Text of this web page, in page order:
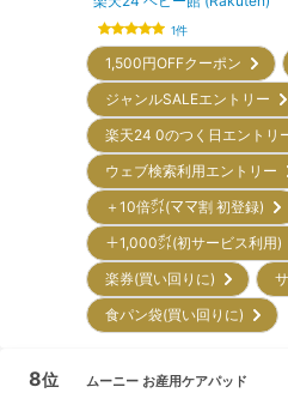
1件
1,500円OFFクーポン
ジャンルSALEエントリー
楽天24 0のつく日エント
ウェブ検索利用エントリー
＋10倍㌽(ママ割 初登録)
＋1,000㌽(初サービス利
楽券(買い回りに)
食パン袋(買い回りに)
8位 ムーニー お産用ケアパッド